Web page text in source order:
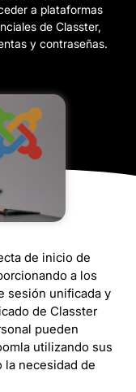
a plataformas
de Classter,
y contraseñas.
de inicio de
a los
sesión unificada y
de Classter
pueden
utilizando sus
la necesidad de